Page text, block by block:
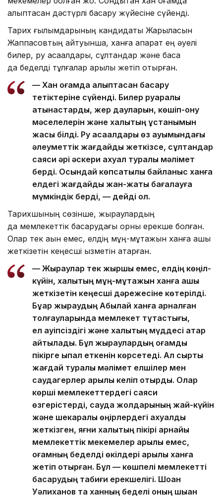
қалыптасқан дәстүрлі басқару жүйесіне сүйенді.
Тарих ғылымдарының кандидаты Жарылқасын
Жаппасовтың айтуынша, ханға ақпарат ең әуелі
билер, ру ақсақалдары, сұлтандар және басқа
да беделді тұлғалар арқылы жетіп отырған.
— Хан қоғамда қалыптасқан басқару
тетіктеріне сүйенді. Билер руаралық
қатынастарды, жер дауларын, көшіп-қону
мәселелерін және халықтың ұстанымын
жақсы білді. Ру ақсақалдары өз қауымындағы
әлеуметтік жағдайды жеткізсе, сұлтандар
саяси әрі әскери ахуал туралы мәлімет
берді. Осындай көпсатылы байланыс ханға
елдегі жағдайды жан-жақты бағалауға
мүмкіндік берді, — дейді ол.
Тарихшының сөзінше, жыраулардың
да мемлекеттік басқарудағы орны ерекше болған.
Олар тек ақын емес, елдің мұң-мұқтажын ханға ашық
жеткізетін кеңесші қызметін атқарған.
— Жыраулар тек жыршы емес, елдің көңіл-
күйін, халықтың мұң-мұқтажын ханға ашық
жеткізетін кеңесші дәрежесіне көтерілді.
Бұқар жыраудың Абылай ханға арналған
толғауларында мемлекет тұтастығы,
ел қауіпсіздігі және халықтың мүддесі қатар
айтылады. Бұл жыраулардың қоғамдық
пікірге ықпал еткенін көрсетеді. Ал сыртқы
жағдай туралы мәлімет елшілер мен
саудагерлер арқылы келіп отырды. Олар
көрші мемлекеттердегі саяси
өзгерістерді, сауда жолдарының жай-күйін
және шекаралық өңірлердегі ахуалды
жеткізген, яғни халықтың пікірі арнайы
мемлекеттік мекемелер арқылы емес,
қоғамның беделді өкілдері арқылы ханға
жетіп отырған. Бұл — көшпелі мемлекетті
басқарудың табиғи ерекшелігі. Шоқан
Уәлиханов та ханның беделі оның шыққан